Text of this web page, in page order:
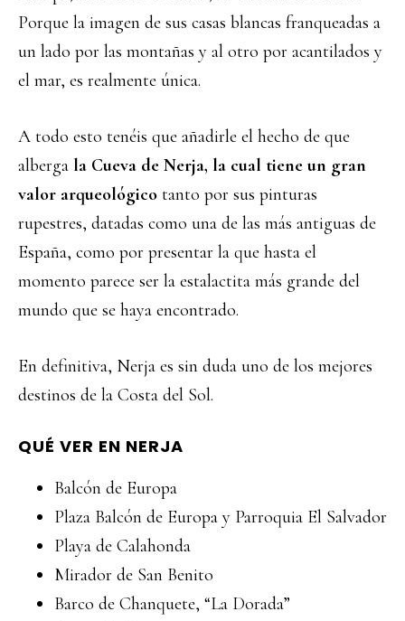
Porque la imagen de sus casas blancas franqueadas a
un lado por las montañas y al otro por acantilados y
el mar, es realmente única.
A todo esto tenéis que añadirle el hecho de que
alberga la Cueva de Nerja, la cual tiene un gran
valor arqueológico tanto por sus pinturas
rupestres, datadas como una de las más antiguas de
España, como por presentar la que hasta el
momento parece ser la estalactita más grande del
mundo que se haya encontrado.
En definitiva, Nerja es sin duda uno de los mejores
destinos de la Costa del Sol.
QUÉ VER EN NERJA
Balcón de Europa
Plaza Balcón de Europa y Parroquia El Salvador
Playa de Calahonda
Mirador de San Benito
Barco de Chanquete, “La Dorada”